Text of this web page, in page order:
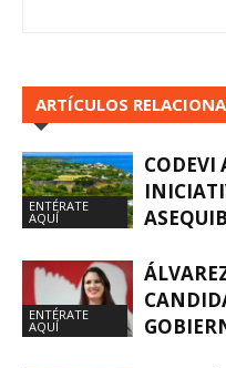
ARTÍCULOS
ENTÉRATE
AQUÍ
CODEVI
ENTÉRATE
AQUÍ